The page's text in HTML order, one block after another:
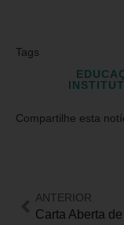
Tags
Compartilhe esta
ANTERIOR